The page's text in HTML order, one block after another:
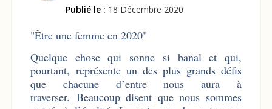
Publié le : 18 Décembre 2020
"Être une femme en 2020"
Quelque chose qui sonne si banal et qui,
pourtant, représente un des plus grands défis
que chacune d’entre nous aura à
traverser. Beaucoup disent que nous sommes